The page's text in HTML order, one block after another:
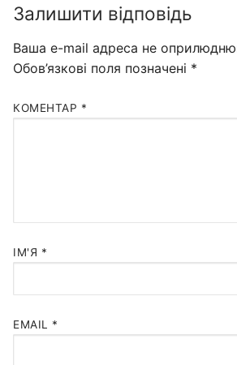
Залишити відповідь
Ваша e-mail адреса не
Обов’язкові поля позначені *
КОМЕНТАР *
ІМ'Я *
EMAIL *